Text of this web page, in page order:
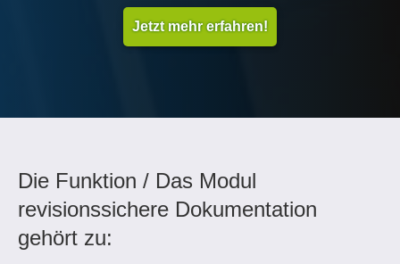
Jetzt mehr erfahren!
Die Funktion / Das Modul
revisionssichere Dokumentation
gehört zu: